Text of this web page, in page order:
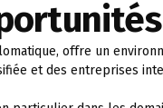
offre un
et des entreprises